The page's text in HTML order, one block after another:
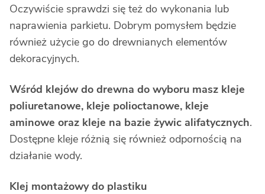
Oczywiście sprawdzi się też do wykonania lub
naprawienia parkietu. Dobrym pomysłem będzie
również użycie go do drewnianych elementów
dekoracyjnych.
Wśród klejów do drewna do wyboru masz kleje
poliuretanowe, kleje polioctanowe, kleje
aminowe oraz kleje na bazie żywic alifatycznych.
Dostępne kleje różnią się również odpornością na
działanie wody.
Klej montażowy do plastiku